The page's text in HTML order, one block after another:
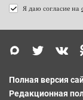
Я даю согласие на
Полная версия
Редакционная